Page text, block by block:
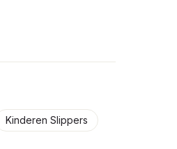
Kinderen Slippers